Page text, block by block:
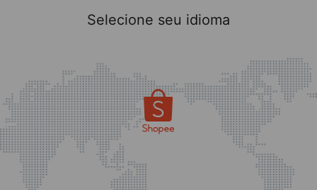
Selecione seu idioma